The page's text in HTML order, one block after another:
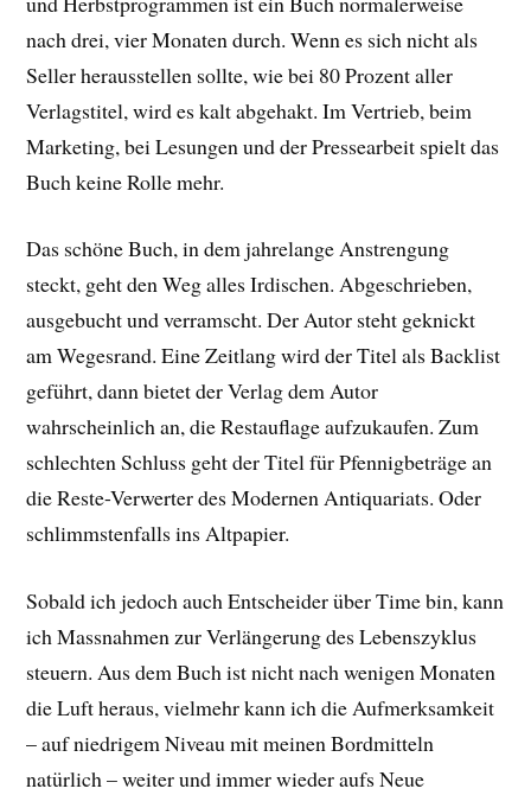
nach drei, vier Monaten durch. Wenn es sich nicht als
Seller herausstellen sollte, wie bei 80 Prozent aller
Verlagstitel, wird es kalt abgehakt. Im Vertrieb, beim
Marketing, bei Lesungen und der Pressearbeit spielt das
Buch keine Rolle mehr.
Das schöne Buch, in dem jahrelange Anstrengung
steckt, geht den Weg alles Irdischen. Abgeschrieben,
ausgebucht und verramscht. Der Autor steht geknickt
am Wegesrand. Eine Zeitlang wird der Titel als Backlist
geführt, dann bietet der Verlag dem Autor
wahrscheinlich an, die Restauflage aufzukaufen. Zum
schlechten Schluss geht der Titel für Pfennigbeträge an
die Reste-Verwerter des Modernen Antiquariats. Oder
schlimmstenfalls ins Altpapier.
Sobald ich jedoch auch Entscheider über Time bin, kann
ich Massnahmen zur Verlängerung des Lebenszyklus
steuern. Aus dem Buch ist nicht nach wenigen Monaten
die Luft heraus, vielmehr kann ich die Aufmerksamkeit
– auf niedrigem Niveau mit meinen Bordmitteln
natürlich – weiter und immer wieder aufs Neue